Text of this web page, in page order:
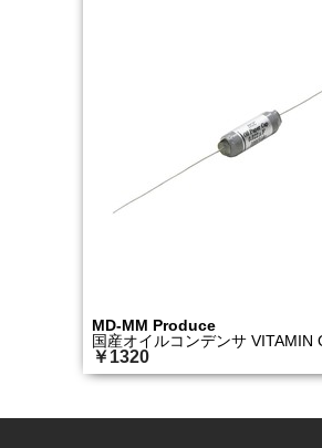
MD-MM Produce
国産オイルコンデンサ VITAMIN
￥1320